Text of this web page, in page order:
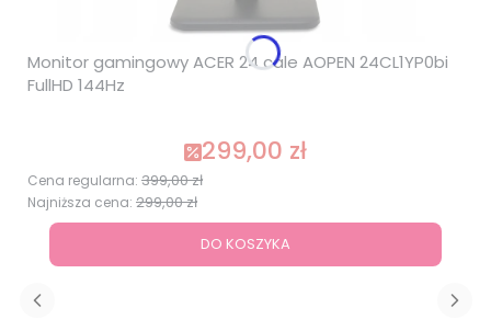
Monitor gamingowy ACER 24 cale AOPEN 24CL1YP0bi
FullHD 144Hz
Cena promocyjna
299,00 zł
Cena regularna: 399,00 zł
Najniższa cena: 299,00 zł
DO KOSZYKA